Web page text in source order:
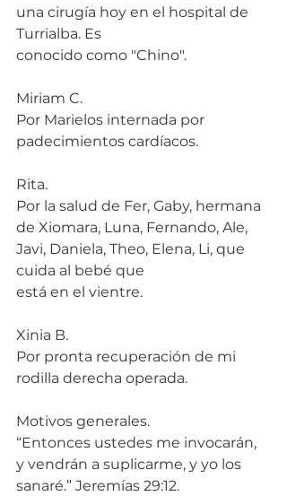
una cirugía hoy en el hospital de
Turrialba. Es
conocido como "Chino".
Miriam C.
Por Marielos internada por
padecimientos cardíacos.
Rita.
Por la salud de Fer, Gaby, hermana
de Xiomara, Luna, Fernando, Ale,
Javi, Daniela, Theo, Elena, Li, que
cuida al bebé que
está en el vientre.
Xinia B.
Por pronta recuperación de mi
rodilla derecha operada.
Motivos generales.
“Entonces ustedes me invocarán,
y vendrán a suplicarme, y yo los
sanaré.” Jeremías 29:12.